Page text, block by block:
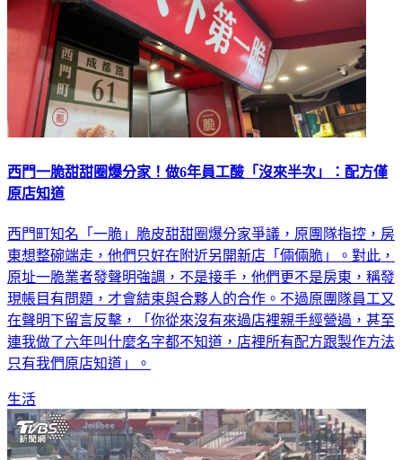
西門一脆甜甜圈爆分家！做6年員工酸「沒來半次」：配方僅
原店知道
西門町知名「一脆」脆皮甜甜圈爆分家爭議，原團隊指控，房
東想整碗端走，他們只好在附近另開新店「倆倆脆」。對此，
原址一脆業者發聲明強調，不是接手，他們更不是房東，稱發
現帳目有問題，才會結束與合夥人的合作。不過原團隊員工又
在聲明下留言反擊，「你從來沒有來過店裡親手經營過，甚至
連我做了六年叫什麼名字都不知道，店裡所有配方跟製作方法
只有我們原店知道」。
生活